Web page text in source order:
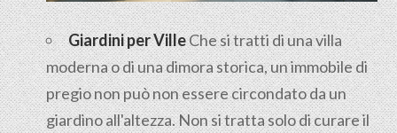
Giardini per VilleChe si tratti di una villa
moderna o di una dimora storica, un immobile di
pregio non può non essere circondato da un
giardino all'altezza. Non si tratta solo di curare il